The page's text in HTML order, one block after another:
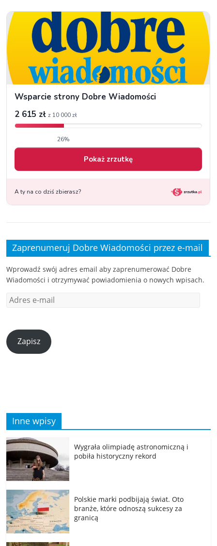
Zaprenumeruj Dobre Wiadomości przez e-mail
Wprowadź swój adres email aby zaprenumerować Dobre
Wiadomości i otrzymywać powiadomienia o nowych wpisach.
Zapisz
Inne wpisy
Wygrała olimpiadę astronomiczną i
pobiła historyczny rekord
Polskie marki podbijają świat. Oto
branże, które odnoszą sukcesy za
granicą